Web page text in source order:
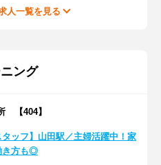
人一覧を見る
ング
【404】
タッフ】山田駅／主婦活躍中！家
き方も◎